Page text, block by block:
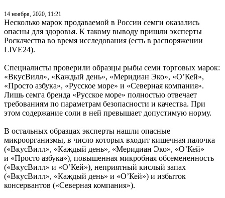
14 ноября, 2020, 11:21
Несколько марок продаваемой в России семги оказались
опасны для здоровья. К такому выводу пришли эксперты
Роскачества во время исследования (есть в распоряжении
LIVE24).
Специалисты проверили образцы рыбы семи торговых марок:
«ВкусВилл», «Каждый день», «Меридиан Эко», «О’Кей»,
«Просто азбука», «Русское море» и «Северная компания».
Лишь семга бренда «Русское море» полностью отвечает
требованиям по параметрам безопасности и качества. При
этом содержание соли в ней превышает допустимую норму.
В остальных образцах эксперты нашли опасные
микроорганизмы, в число которых входит кишечная палочка
(«ВкусВилл», «Каждый день», «Меридиан Эко», «О’Кей»
и «Просто азбука»), повышенная микробная обсемененность
(«ВкусВилл» и «О’Кей»), неприятный кислый запах
(«ВкусВилл», «Каждый день» и «О’Кей») и избыток
консервантов («Северная компания»).